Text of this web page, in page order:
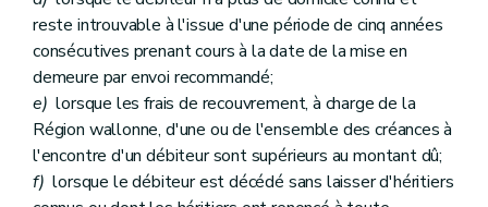
reste introuvable à l'issue d'une période de cinq années
consécutives prenant cours à la date de la mise en
demeure par envoi recommandé;
e) lorsque les frais de recouvrement, à charge de la
Région wallonne, d'une ou de l'ensemble des créances à
l'encontre d'un débiteur sont supérieurs au montant dû;
f) lorsque le débiteur est décédé sans laisser d'héritiers